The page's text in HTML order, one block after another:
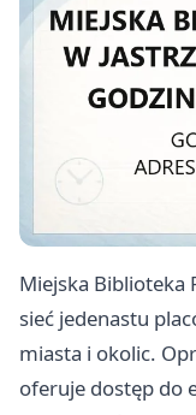
Miejska Biblioteka
sieć jedenastu
miasta i okolic.
oferuje dostęp do